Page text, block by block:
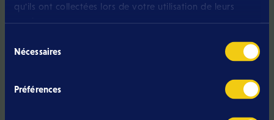
qu'ils ont collectées lors de votre utilisation de leurs
duNécessaires
Préférences